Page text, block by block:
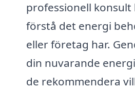
professionell
förstå det energi
eller företag har.
din nuvarande
de rekommendera